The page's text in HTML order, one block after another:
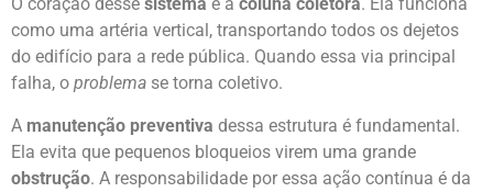
O coração desse sistema é a coluna coletora. Ela funciona
como uma artéria vertical, transportando todos os dejetos
do edifício para a rede pública. Quando essa via principal
falha, o problema se torna coletivo.
A manutenção preventiva dessa estrutura é fundamental.
Ela evita que pequenos bloqueios virem uma grande
obstrução. A responsabilidade por essa ação contínua é da